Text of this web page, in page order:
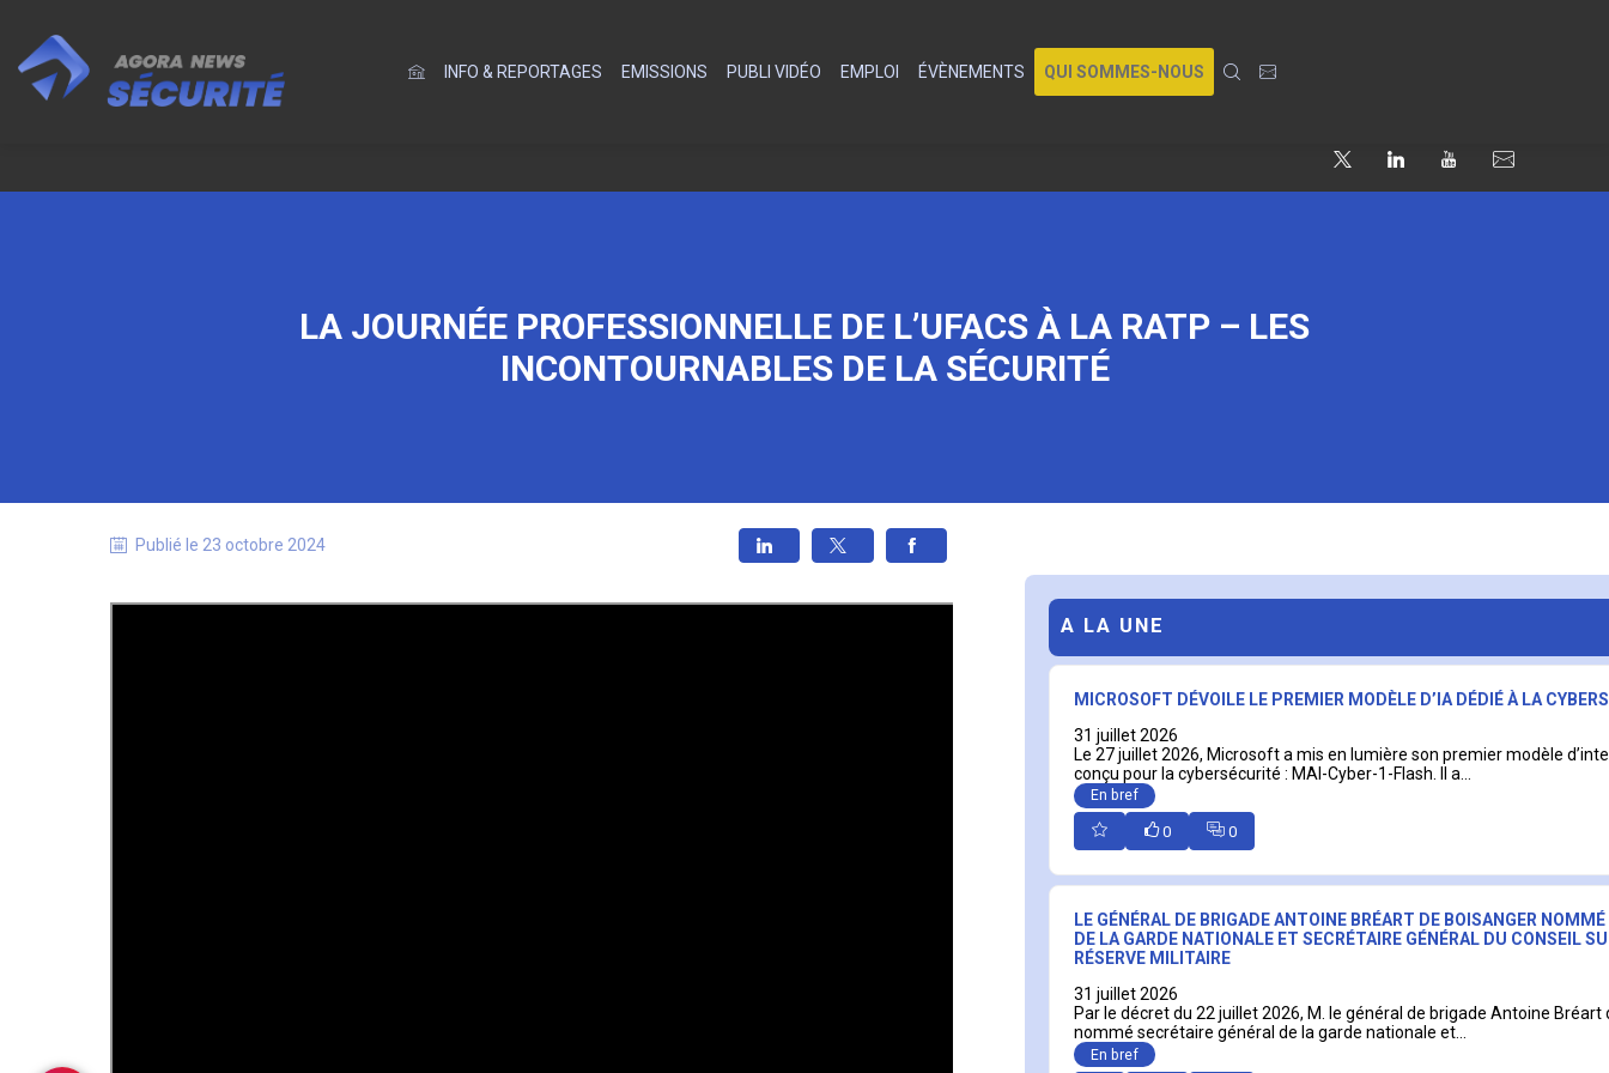
INFO & REPORTAGES EMISSIONS PUBLI VIDÉO EMPLOI ÉVÈNEMENTS QUI SOMMES-NOUS
LA JOURNÉE PROFESSIONNELLE DE L’UFACS À LA RATP – LES
INCONTOURNABLES DE LA SÉCURITÉ
Publié le 23 octobre 2024
A LA UNE
MICROSOFT DÉVOILE LE PREMIER MODÈLE D’IA DÉDIÉ À LA
31 juillet 2026
Le 27 juillet 2026, Microsoft a mis en lumière son premier modèle
conçu pour la cybersécurité : MAI-Cyber-1-Flash. Il a...
En bref
0 0
LE GÉNÉRAL DE BRIGADE ANTOINE BRÉART DE BOISANGER
DE LA GARDE NATIONALE ET SECRÉTAIRE GÉNÉRAL DU CONSEIL
RÉSERVE MILITAIRE
31 juillet 2026
Par le décret du 22 juillet 2026, M. le général de brigade Antoine Bréart
nommé secrétaire général de la garde nationale et...
En bref